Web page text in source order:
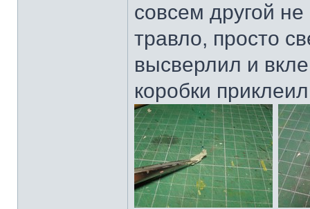
совсем другой
травло, просто
высверлил и
коробки